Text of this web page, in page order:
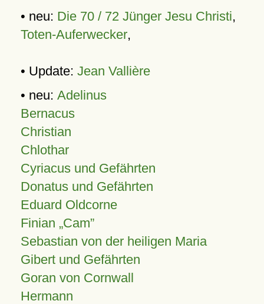
• neu: Die 70 / 72 Jünger Jesu Christi,
Toten-Auferwecker,
• Update: Jean Vallière
• neu: Adelinus
Bernacus
Christian
Chlothar
Cyriacus und Gefährten
Donatus und Gefährten
Eduard Oldcorne
Finian Cam
Sebastian von der heiligen Maria
Gibert und Gefährten
Goran von Cornwall
Hermann